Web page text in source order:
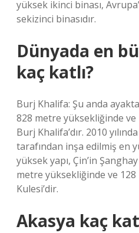
yüksek ikinci binası,
sekizinci binasıdır.
Dünyada en
kaç katlı?
Burj Khalifa: Şu anda
828 metre yüksekliğinde ve
Burj Khalifa’dır. 2010
tarafından inşa edilmiş en
yüksek yapı, Çin’in
metre yüksekliğinde ve 128
Kulesi’dir.
Akasya kaç